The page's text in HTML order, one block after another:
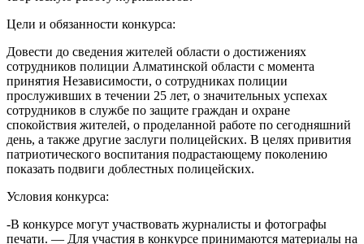
Цели и обязанности конкурса:
Довести до сведения жителей области о достижениях
сотрудников полиции Алматинской области с момента
принятия Независимости, о сотрудниках полиции
прослуживших в течении 25 лет, о значительных успехах
сотрудников в службе по защите граждан и охране
спокойствия жителей, о проделанной работе по сегодняшний
день, а также другие заслуги полицейских. В целях привития
патриотического воспитания подрастающему поколению
показать подвиги доблестных полицейских.
Условия конкурса:
-В конкурсе могут участвовать журналисты и фотографы
печати. — Для участия в конкурсе принимаются материалы на